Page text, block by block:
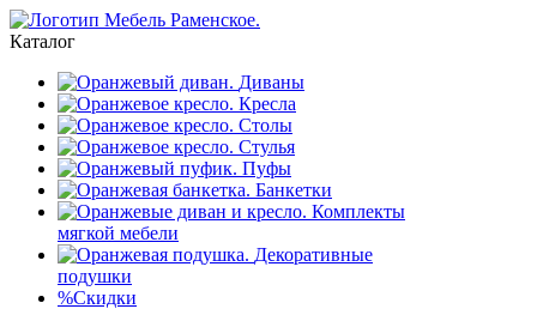
Каталог
Диваны
Кресла
Столы
Стулья
Пуфы
Банкетки
Комплекты
мягкой мебели
Декоративные
подушки
%Скидки